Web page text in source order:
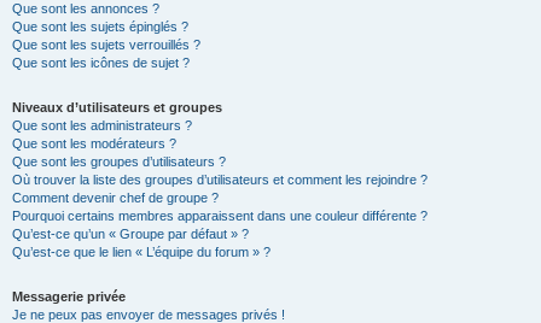
Que sont les annonces ?
Que sont les sujets épinglés ?
Que sont les sujets verrouillés ?
Que sont les icônes de sujet ?
Niveaux d’utilisateurs et groupes
Que sont les administrateurs ?
Que sont les modérateurs ?
Que sont les groupes d’utilisateurs ?
Où trouver la liste des groupes d’utilisateurs et comment les rejoindre ?
Comment devenir chef de groupe ?
Pourquoi certains membres apparaissent dans une couleur différente ?
Qu’est-ce qu’un « Groupe par défaut » ?
Qu’est-ce que le lien « L’équipe du forum » ?
Messagerie privée
Je ne peux pas envoyer de messages privés !